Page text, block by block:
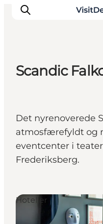
Aktiviteter
Overnatting
Planlegg reisen
Scandic
Det nyrenoverede
atmosfærefyldt og
eventcenter i
Frederiksberg.
Hoteller